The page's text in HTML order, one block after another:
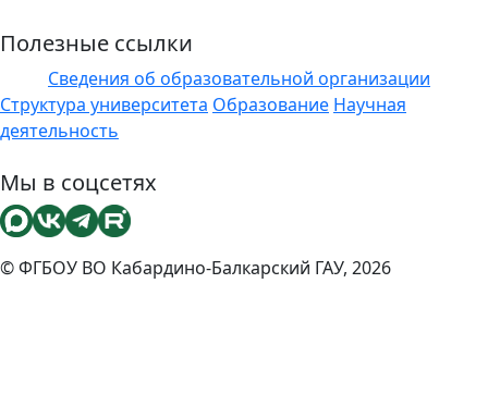
Полезные ссылки
Сведения об образовательной организации
Структура университета Образование Научная
деятельность
Мы в соцсетях
© ФГБОУ ВО Кабардино-Балкарский ГАУ, 2026